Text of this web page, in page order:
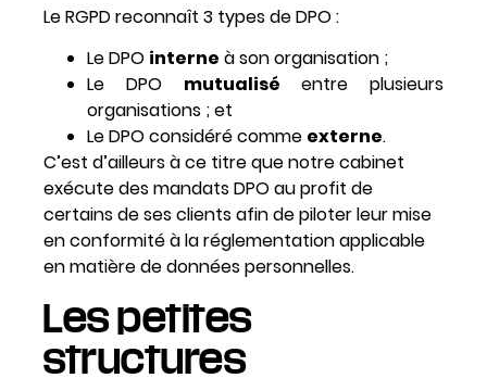
Le RGPD reconnaît 3 types de DPO :
Le DPO interne à son organisation ;
Le DPO mutualisé entre plusieurs
organisations ; et
Le DPO considéré comme externe.
C’est d’ailleurs à ce titre que notre cabinet
exécute des mandats DPO au profit de
certains de ses clients afin de piloter leur mise
en conformité à la réglementation applicable
en matière de données personnelles.
Les petites
structures